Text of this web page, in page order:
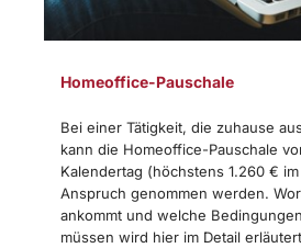
Homeoffice-Pauschale
Bei einer Tätigkeit, die zuhause
kann die Homeoffice-Pauschale
Kalendertag (höchstens 1.260 €
Anspruch genommen werden.
ankommt und welche
müssen wird hier im Detail